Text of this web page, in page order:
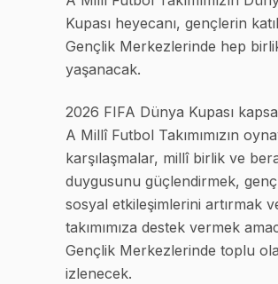
Kupası heyecanı, gençlerin
Gençlik Merkezlerinde hep
yaşanacak.
2026 FIFA Dünya Kupası
A Millî Futbol Takımımızın
karşılaşmalar, millî birlik ve
duygusunu güçlendirmek,
sosyal etkileşimlerini artırmak
takımımıza destek vermek
Gençlik Merkezlerinde toplu
izlenecek.